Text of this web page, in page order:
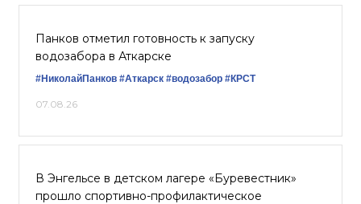
Панков отметил готовность к запуску
водозабора в Аткарске
#НиколайПанков #Аткарск #водозабор #КРСТ
07.08.26
В Энгельсе в детском лагере «Буревестник»
прошло спортивно-профилактическое